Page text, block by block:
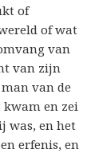
of
of wat
van
van zijn
van de
en zei
was, en het
erfenis, en